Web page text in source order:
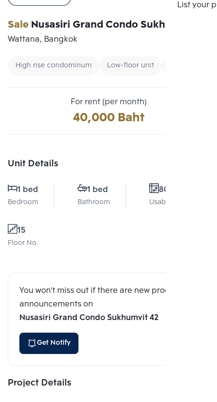
List your
SaleNusasiri Grand Condo Sukhumvit 42
Wattana, Bangkok
High rise condominum Low-floor unit
For rent (per month)
40,000 Baht
Unit Details
1 bed
Bedroom
1 bed
Bathroom
80 Sq.m.
Usable area
15
Floor No.
You won't miss out if there are new program
announcements on
Nusasiri Grand Condo Sukhumvit 42
Get Notify
Project Details